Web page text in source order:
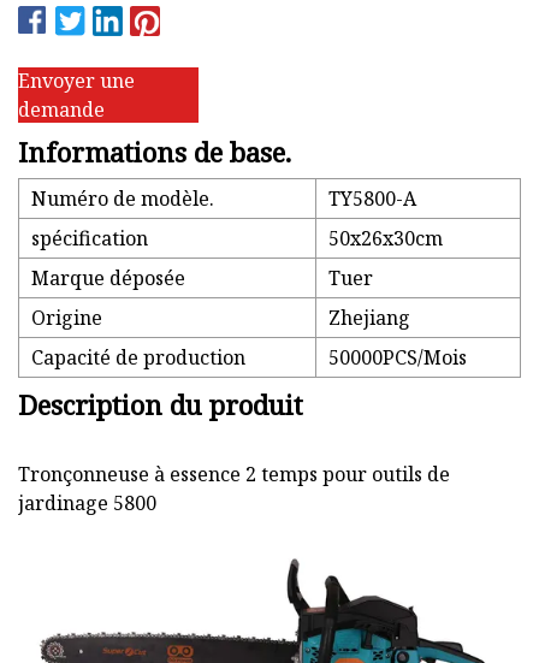
Envoyer une
demande
Informations de base.
Numéro de modèle.
TY5800-A
spécification
50x26x30cm
Marque déposée
Tuer
Origine
Zhejiang
Capacité de production
50000PCS/Mois
Description du produit
Tronçonneuse à essence 2 temps pour outils de
jardinage 5800